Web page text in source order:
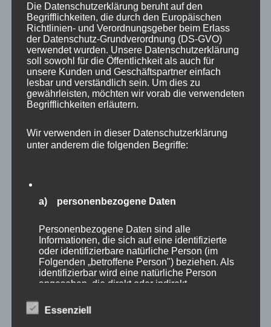
Beratung
Training
Impulsvorträge
NEWS ABONNIEREN?
Die Datenschutzerklärung beruht auf den
Begrifflichkeiten, die durch den Europäischen
Richtlinien- und Verordnungsgeber beim Erlass
der Datenschutz-Grundverordnung (DS-GVO)
verwendet wurden. Unsere Datenschutzerklärung
soll sowohl für die Öffentlichkeit als auch für
unsere Kunden und Geschäftspartner einfach
lesbar und verständlich sein. Um dies zu
gewährleisten, möchten wir vorab die verwendeten
Begrifflichkeiten erläutern.
Wir verwenden in dieser Datenschutzerklärung
unter anderem die folgenden Begriffe:
a) personenbezogene Daten
Personenbezogene Daten sind alle
Informationen, die sich auf eine identifizierte
oder identifizierbare natürliche Person (im
Folgenden „betroffene Person") beziehen. Als
identifizierbar wird eine natürliche Person
angesehen, die direkt oder indirekt,
Kennung wie einem Namen, zu einer
Kennnummer, zu Standortdaten, zu einer
Essenziell